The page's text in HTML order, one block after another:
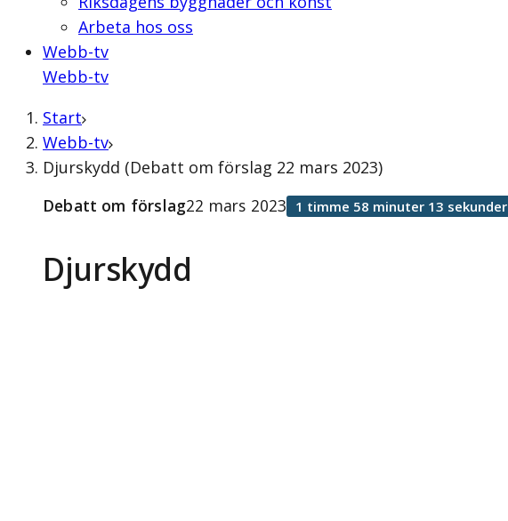
Arbeta hos oss
Webb-tv
Webb-tv
Start
Webb-tv
Djurskydd (Debatt om förslag 22 mars 2023)
Djurskydd
Debatt om förslag22 mars 2023 1 timme 58 minuter 13 sekunder